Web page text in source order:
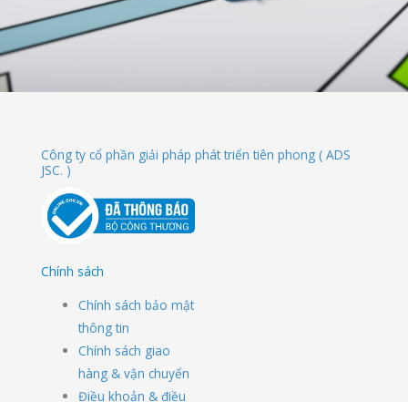
Công ty cổ phần giải pháp phát triển tiên phong ( ADS
JSC. )
Chính sách
Chính sách bảo mật
thông tin
Chính sách giao
hàng & vận chuyển
Điều khoản & điều